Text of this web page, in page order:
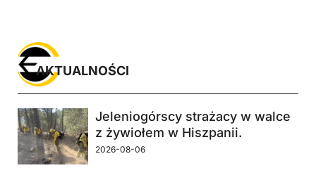
Jeleniogórscy strażacy w walce
z żywiołem w Hiszpanii.
2026-08-06
AKTUALNOŚCI